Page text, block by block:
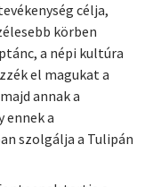
célja,
körben
a népi kultúra
el magukat a
annak a
ennek a
szolgálja a Tulipán